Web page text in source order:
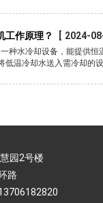
工作原理？ 2024-
种水冷却设备，能提供
低温冷却水送入需冷却的设
园2号楼
路